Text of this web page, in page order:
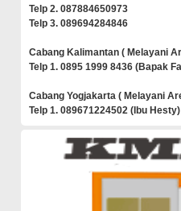
Telp 2. 087884650973
Telp 3. 089694284846
Cabang Kalimantan ( Melayani
Telp 1. 0895 1999 8436 (Bapak
Cabang Yogjakarta ( Melayani
Telp 1. 089671224502 (Ibu Hesty)